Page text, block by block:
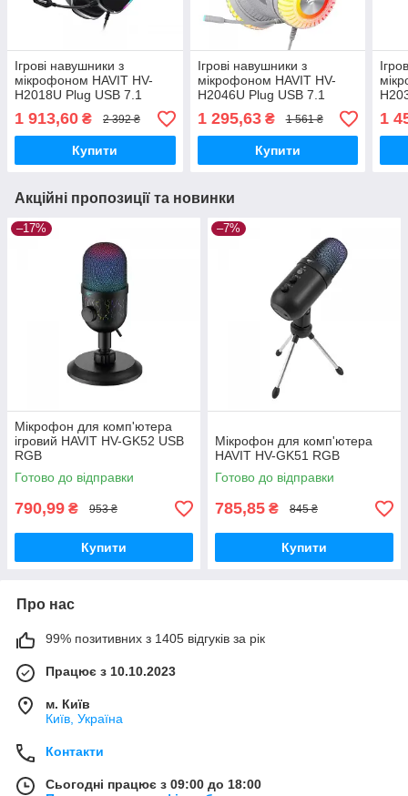
Ігрові навушники з
мікрофоном HAVIT HV-
H2018U Plug USB 7.1
1 913,60 ₴ 2 392 ₴
Купити
Ігрові навушники з
мікрофоном HAVIT HV-
H2046U Plug USB 7.1
1 295,63₴ 1 561 ₴
Купити
1
Акційні пропозиції та новинки
–17%
Мікрофон для комп'ютера
ігровий HAVIT HV-GK52 USB
RGB
Готово до відправки
790,99 ₴ 953 ₴
Купити
–7%
Мікрофон для комп'ютера
HAVIT HV-GK51 RGB
Готово до відправки
785,85 ₴ 845 ₴
Купити
Про нас
99% позитивних з 1405 відгуків за рік
Працює з 10.10.2023
м. Київ
Київ, Україна
Контакти
Сьогодні працює з 09:00 до 18:00